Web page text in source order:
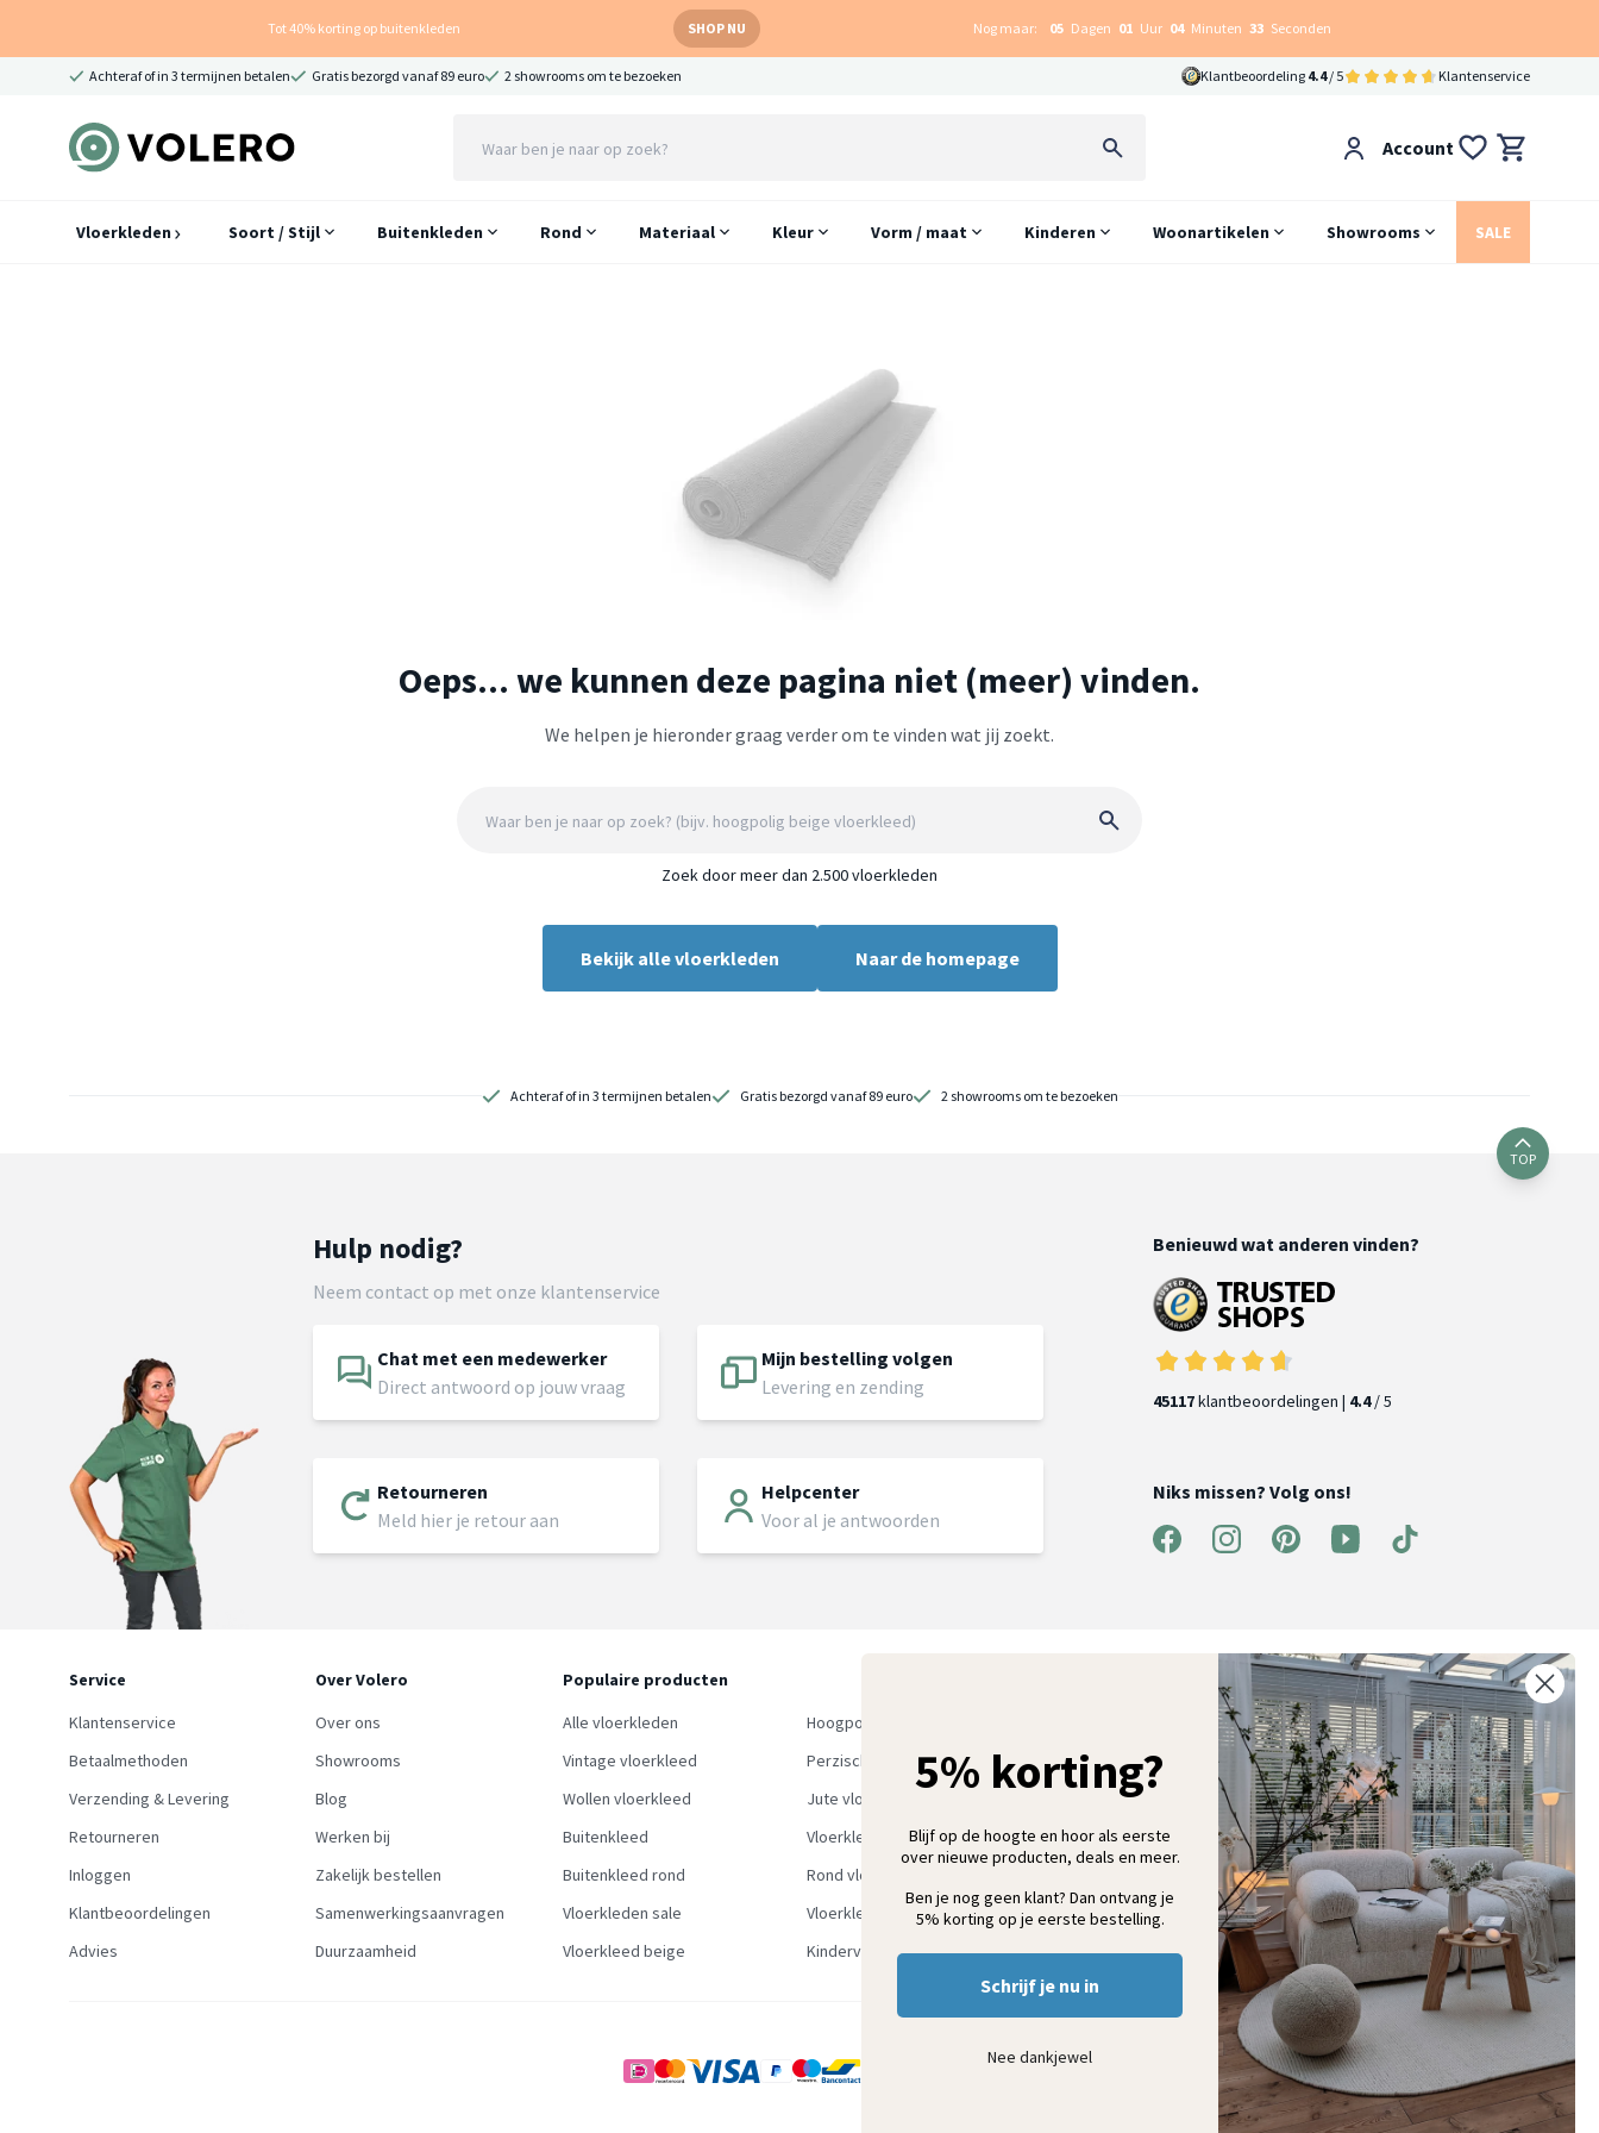
Tot 40% korting op buitenkleden SHOP NU Nog maar: 05 Dagen 01 Uur 04 Minuten 32 Seconden
Achteraf of in 3 termijnen betalen Gratis bezorgd vanaf 89 euro 2 showrooms om te bezoeken Klantbeoordeling 4.4/ 5 Klantenservice
Account
Vloerkleden Soort / Stijl Buitenkleden Rond Materiaal Kleur Vorm / maat Kinderen Woonartikelen Showrooms SALE
Oeps... we kunnen deze pagina niet (meer) vinden.
We helpen je hieronder graag verder om te vinden wat jij zoekt.
Zoek door meer dan 2.500 vloerkleden
Bekijk alle vloerkleden Naar de homepage
Achteraf of in 3 termijnen betalen Gratis bezorgd vanaf 89 euro 2 showrooms om te bezoeken
TOP
Hulp nodig?
Neem contact op met onze klantenservice
Chat met een medewerker
Direct antwoord op jouw vraag
Mijn bestelling volgen
Levering en zending
Retourneren
Meld hier je retour aan
Helpcenter
Voor al je antwoorden
Benieuwd wat anderen vinden?
45117klantbeoordelingen | 4.4/ 5
Niks missen? Volg ons!
Service
Klantenservice
Betaalmethoden
Verzending & Levering
Retourneren
Inloggen
Klantbeoordelingen
Advies
Over Volero
Over ons
Showrooms
Blog
Werken bij
Zakelijk bestellen
Samenwerkingsaanvragen
Duurzaamheid
Populaire producten
Alle vloerkleden
Hoogpolig vloerkleed
Vintage vloerkleed
Perzisch tapijt
Wollen vloerkleed
Jute vloerkleed
Buitenkleed
Vloerkleed groen
Buitenkleed rond
Rond vloerkleed
Vloerkleden sale
Vloerkleden outlet
Vloerkleed beige
Kindervloerkleden
Ontvang 5% korting op je eerste bestelling
Schrijf je in voor onze nieuwsbrief en ontvang als eerste nieuwe
wooninspiratie, collecties en aanbiedingen
Aanmelden
5% korting?
Blijf op de hoogte en hoor als eerste
over nieuwe producten, deals en meer.
Ben je nog geen klant? Dan ontvang je
5% korting op je eerste bestelling.
Schrijf je nu in
Nee dankjewel